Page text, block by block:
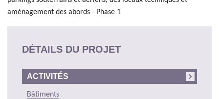
aménagement des abords - Phase 1
DÉTAILS DU PROJET
ACTIVITÉS
Bâtiments